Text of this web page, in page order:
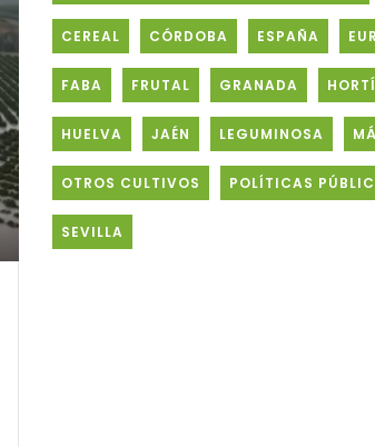
CEREAL CÓRDOBA ESPAÑA
FABA FRUTAL GRANADA
HUELVA JAÉN LEGUMINOSA
OTROS CULTIVOS POLÍTICAS
SEVILLA